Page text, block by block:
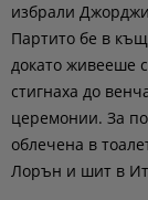
избрали
Партито бе в
докато живееше
стигнаха до
церемонии. За
облечена в
Лорън и шит в